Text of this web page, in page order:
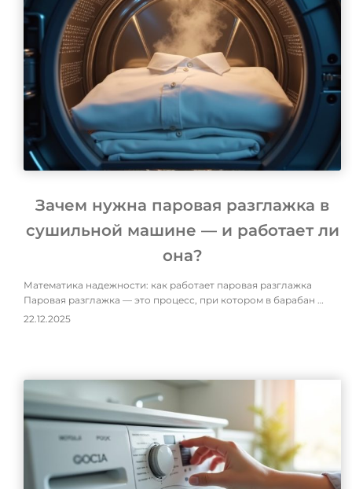
Зачем нужна паровая разглажка в
сушильной машине — и работает ли
она?
Математика надежности: как работает паровая разглажка
Паровая разглажка — это процесс, при котором в барабан …
22.12.2025